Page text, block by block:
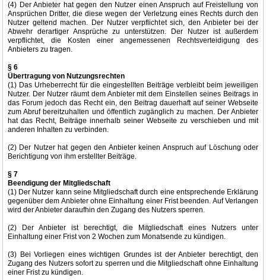
(4) Der Anbieter hat gegen den Nutzer einen Anspruch auf Freistellung von
Ansprüchen Dritter, die diese wegen der Verletzung eines Rechts durch den
Nutzer geltend machen. Der Nutzer verpflichtet sich, den Anbieter bei der
Abwehr derartiger Ansprüche zu unterstützen. Der Nutzer ist außerdem
verpflichtet, die Kosten einer angemessenen Rechtsverteidigung des
Anbieters zu tragen.
§ 6
Übertragung von Nutzungsrechten
(1) Das Urheberrecht für die eingestellten Beiträge verbleibt beim jeweiligen
Nutzer. Der Nutzer räumt dem Anbieter mit dem Einstellen seines Beitrags in
das Forum jedoch das Recht ein, den Beitrag dauerhaft auf seiner Webseite
zum Abruf bereitzuhalten und öffentlich zugänglich zu machen. Der Anbieter
hat das Recht, Beiträge innerhalb seiner Webseite zu verschieben und mit
anderen Inhalten zu verbinden.
(2) Der Nutzer hat gegen den Anbieter keinen Anspruch auf Löschung oder
Berichtigung von ihm erstellter Beiträge.
§ 7
Beendigung der Mitgliedschaft
(1) Der Nutzer kann seine Mitgliedschaft durch eine entsprechende Erklärung
gegenüber dem Anbieter ohne Einhaltung einer Frist beenden. Auf Verlangen
wird der Anbieter daraufhin den Zugang des Nutzers sperren.
(2) Der Anbieter ist berechtigt, die Mitgliedschaft eines Nutzers unter
Einhaltung einer Frist von 2 Wochen zum Monatsende zu kündigen.
(3) Bei Vorliegen eines wichtigen Grundes ist der Anbieter berechtigt, den
Zugang des Nutzers sofort zu sperren und die Mitgliedschaft ohne Einhaltung
einer Frist zu kündigen.